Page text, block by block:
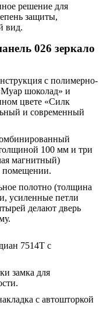
решение для
защиты,
вид.
026 зеркало
с полимерно-
шоколад» и
цвете «Силк
и современный
100 мм и три
магнитный)
помещении.
полотно (толщина
усиленные петли
делают дверь
7514Т с
замка для
с автошторкой